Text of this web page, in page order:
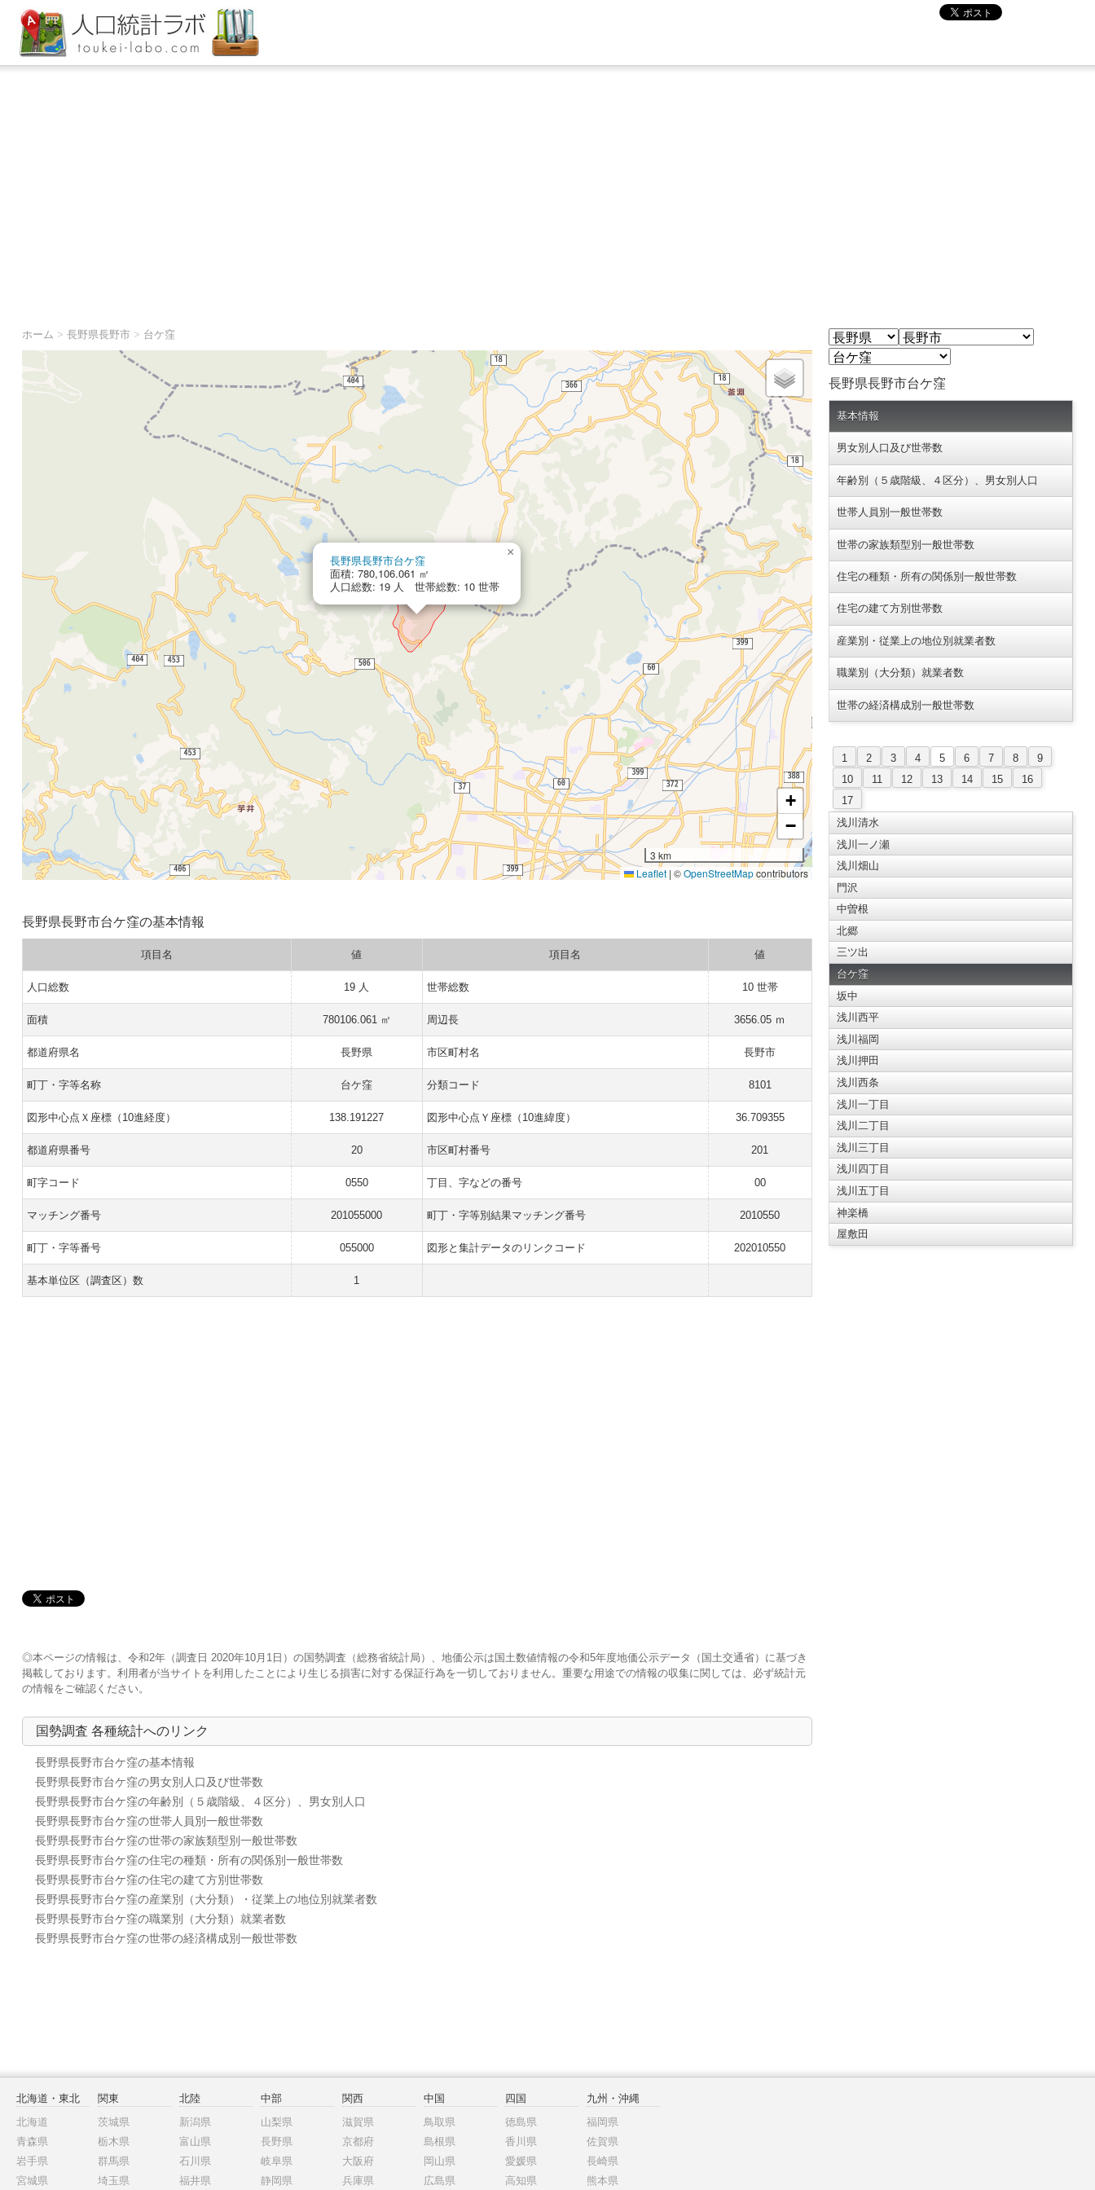
ホーム > 長野県長野市> 台ケ窪
長野県長野市台ケ窪
面積: 780,106.061 ㎡
人口総数: 19 人 世帯総数: 10 世帯
×
+
−
3 km
Leaflet | ©OpenStreetMapcontributors
長野県長野市台ケ窪の基本情報
項目名 値 項目名 値
人口総数 19 人 世帯総数 10 世帯
面積 780106.061 ㎡ 周辺長 3656.05 ｍ
都道府県名 長野県 市区町村名 長野市
町丁・字等名称 台ケ窪 分類コード 8101
図形中心点Ｘ座標（10進経度） 138.191227 図形中心点Ｙ座標（10進緯度） 36.709355
都道府県番号 20 市区町村番号 201
町字コード 0550 丁目、字などの番号 00
マッチング番号 201055000 町丁・字等別結果マッチング番号 2010550
町丁・字等番号 055000 図形と集計データのリンクコード 202010550
基本単位区（調査区）数 1
◎本ページの情報は、令和2年（調査日 2020年10月1日）の国勢調査（総務省統計局）、地価公示は国土数値情報の令和5年度地価公示データ（国土交通省）に基づき
掲載しております。利用者が当サイトを利用したことにより生じる損害に対する保証行為を一切しておりません。重要な用途での情報の収集に関しては、必ず統計元
の情報をご確認ください。
国勢調査 各種統計へのリンク
長野県長野市台ケ窪の基本情報
長野県長野市台ケ窪の男女別人口及び世帯数
長野県長野市台ケ窪の年齢別（５歳階級、４区分）、男女別人口
長野県長野市台ケ窪の世帯人員別一般世帯数
長野県長野市台ケ窪の世帯の家族類型別一般世帯数
長野県長野市台ケ窪の住宅の種類・所有の関係別一般世帯数
長野県長野市台ケ窪の住宅の建て方別世帯数
長野県長野市台ケ窪の産業別（大分類）・従業上の地位別就業者数
長野県長野市台ケ窪の職業別（大分類）就業者数
長野県長野市台ケ窪の世帯の経済構成別一般世帯数
長野県長野市台ケ窪
基本情報
男女別人口及び世帯数
年齢別（５歳階級、４区分）、男女別人口
世帯人員別一般世帯数
世帯の家族類型別一般世帯数
住宅の種類・所有の関係別一般世帯数
住宅の建て方別世帯数
産業別・従業上の地位別就業者数
職業別（大分類）就業者数
世帯の経済構成別一般世帯数
1 2 3 4 5 6 7 8
9
10
11 12 13 14 15
16
17
浅川清水
浅川一ノ瀬
浅川畑山
門沢
中曽根
北郷
三ツ出
台ケ窪
坂中
浅川西平
浅川福岡
浅川押田
浅川西条
浅川一丁目
浅川二丁目
浅川三丁目
浅川四丁目
浅川五丁目
神楽橋
屋敷田
北海道・東北
北海道
青森県
岩手県
宮城県
関東
茨城県
栃木県
群馬県
埼玉県
北陸
新潟県
富山県
石川県
福井県
中部
山梨県
長野県
岐阜県
静岡県
関西
滋賀県
京都府
大阪府
兵庫県
中国
鳥取県
島根県
岡山県
広島県
四国
徳島県
香川県
愛媛県
高知県
九州・沖縄
福岡県
佐賀県
長崎県
熊本県